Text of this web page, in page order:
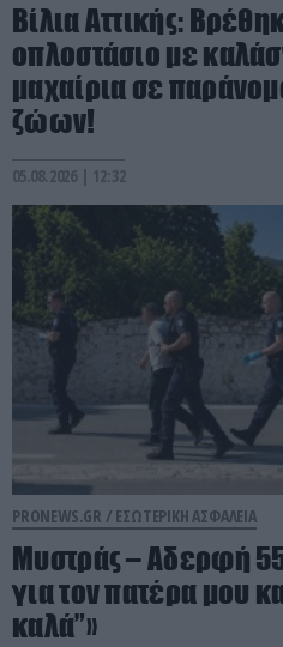
Βίλια Αττικής:
οπλοστάσιο με
μαχαίρια σε
ζώων!
05.08.2026 | 12:32
PRONEWS.GR / ΕΣΩΤΕΡΙΚΗ ΑΣΦΑΛΕΙΑ
Μυστράς – Αδερφή
για τον πατέρα μου
καλά”»